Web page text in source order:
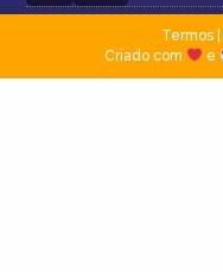
Termos|
Criado com
e